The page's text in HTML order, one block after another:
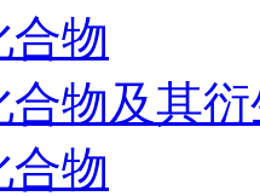
合物
合物及其
合物